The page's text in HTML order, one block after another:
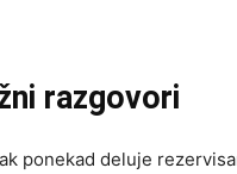
razgovori
ponekad deluje